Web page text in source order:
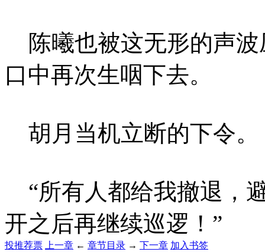
陈曦也被这无形的声波
口中再次生咽下去。
胡月当机立断的下令。
“所有人都给我撤退，
开之后再继续巡逻！”
投推荐票 上一章 ← 章节目录 → 下一章 加入书签